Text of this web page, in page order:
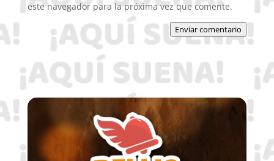
este navegador para la próxima vez que comente.
Enviar comentario